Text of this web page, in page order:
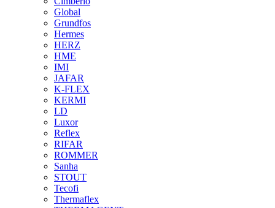
Global
Grundfos
Hermes
HERZ
HME
IMI
JAFAR
K-FLEX
KERMI
LD
Luxor
Reflex
RIFAR
ROMMER
Sanha
STOUT
Tecofi
Thermaflex